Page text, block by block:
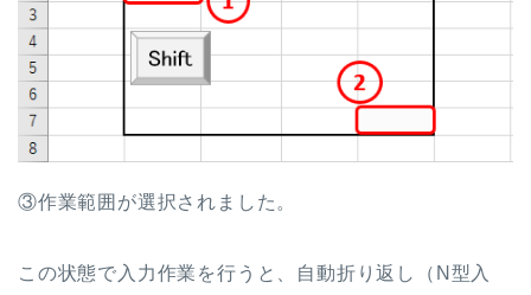
③作業範囲が選択されました。
この状態で入力作業を行うと、自動折り返し（N型入